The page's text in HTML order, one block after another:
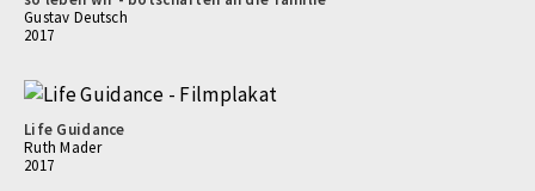
Gustav Deutsch
2017
Life Guidance
Ruth Mader
2017